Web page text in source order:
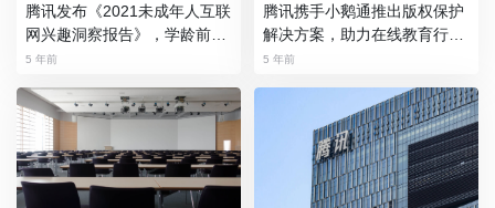
腾讯发布《2021未成年人互联
网兴趣洞察报告》，学龄前儿
童触网比例达42.3%
5 年前
腾讯携手小鹅通推出版权保护
解决方案，助力在线教育行业
健康发展
5 年前